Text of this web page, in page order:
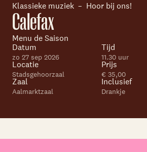
Skip navigatie
Klassieke muziek Hoor bij ons!
Calefax
Menu de Saison
Datum
zo 27 sep 2026
Tijd
11.30 uur
Locatie
Stadsgehoorzaal
Prijs
€ 35,00
Zaal
Aalmarktzaal
Inclusief
Drankje